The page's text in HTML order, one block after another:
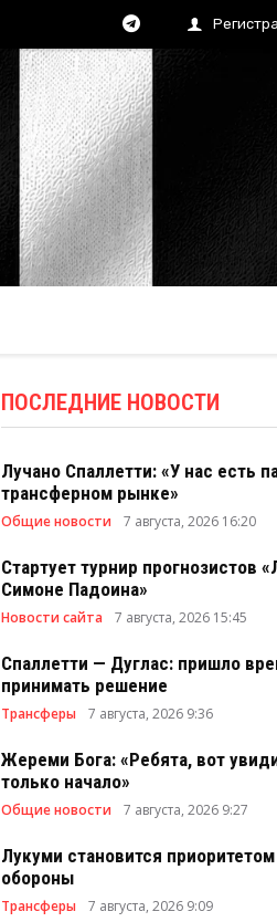
ПОСЛЕДНИЕ НОВОСТИ
Лучано Спаллетти: «У нас есть
трансферном рынке»
Общие новости 7 августа, 2026 16:20
Стартует турнир прогнозистов
Симоне Падоина»
Новости сайта 7 августа, 2026 15:45
Спаллетти — Дуглас: пришло
принимать решение
Трансферы 7 августа, 2026 9:36
Жереми Бога: «Ребята, вот
только начало»
Общие новости 7 августа, 2026 9:27
Лукуми становится
обороны
Трансферы 7 августа, 2026 9:09